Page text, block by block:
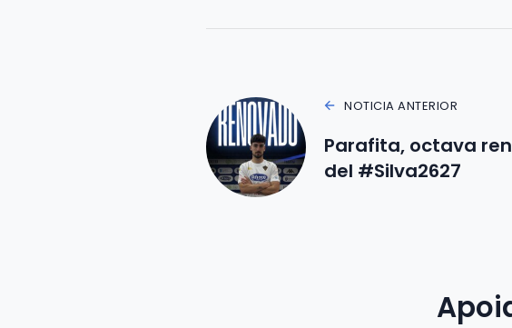
NOTICIA ANTERIOR
Parafita, octava
del #Silva2627